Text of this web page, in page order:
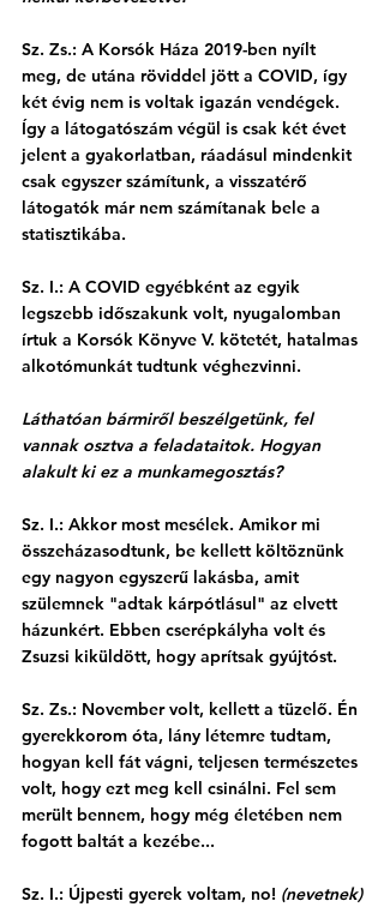
Sz. Zs.: A Korsók Háza 2019-ben nyílt
meg, de utána röviddel jött a COVID, így
két évig nem is voltak igazán vendégek.
Így a látogatószám végül is csak két évet
jelent a gyakorlatban, ráadásul mindenkit
csak egyszer számítunk, a visszatérő
látogatók már nem számítanak bele a
statisztikába.
Sz. I.: A COVID egyébként az egyik
legszebb időszakunk volt, nyugalomban
írtuk a Korsók Könyve V. kötetét, hatalmas
alkotómunkát tudtunk véghezvinni.
Láthatóan bármiről beszélgetünk, fel
vannak osztva a feladataitok. Hogyan
alakult ki ez a munkamegosztás?
Sz. I.: Akkor most mesélek. Amikor mi
összeházasodtunk, be kellett költöznünk
egy nagyon egyszerű lakásba, amit
szülemnek "adtak kárpótlásul" az elvett
házunkért. Ebben cserépkályha volt és
Zsuzsi kiküldött, hogy aprítsak gyújtóst.
Sz. Zs.: November volt, kellett a tüzelő. Én
gyerekkorom óta, lány létemre tudtam,
hogyan kell fát vágni, teljesen természetes
volt, hogy ezt meg kell csinálni. Fel sem
merült bennem, hogy még életében nem
fogott baltát a kezébe...
Sz. I.: Újpesti gyerek voltam, no! (nevetnek)